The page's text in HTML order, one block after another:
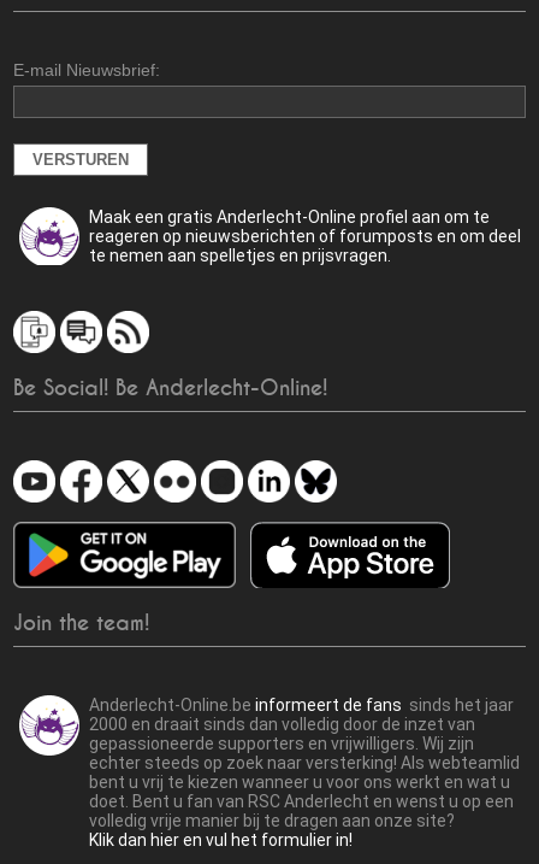
E-mail Nieuwsbrief:
Maak een gratis Anderlecht-Online profiel aan om te
reageren op nieuwsberichten of forumposts en om deel
te nemen aan spelletjes en prijsvragen.
Be Social! Be Anderlecht-Online!
Join the team!
Anderlecht-Online.beinformeert de fans sinds het jaar
2000 en draait sinds dan volledig door de inzet van
gepassioneerde supporters en vrijwilligers. Wij zijn
echter steeds op zoek naar versterking! Als webteamlid
bent u vrij te kiezen wanneer u voor ons werkt en wat u
doet. Bent u fan van RSC Anderlecht en wenst u op een
volledig vrije manier bij te dragen aan onze site?
Klik dan hier en vul het formulier in!